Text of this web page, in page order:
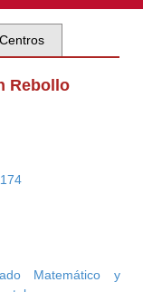
Centros
Rebollo
Matemático y